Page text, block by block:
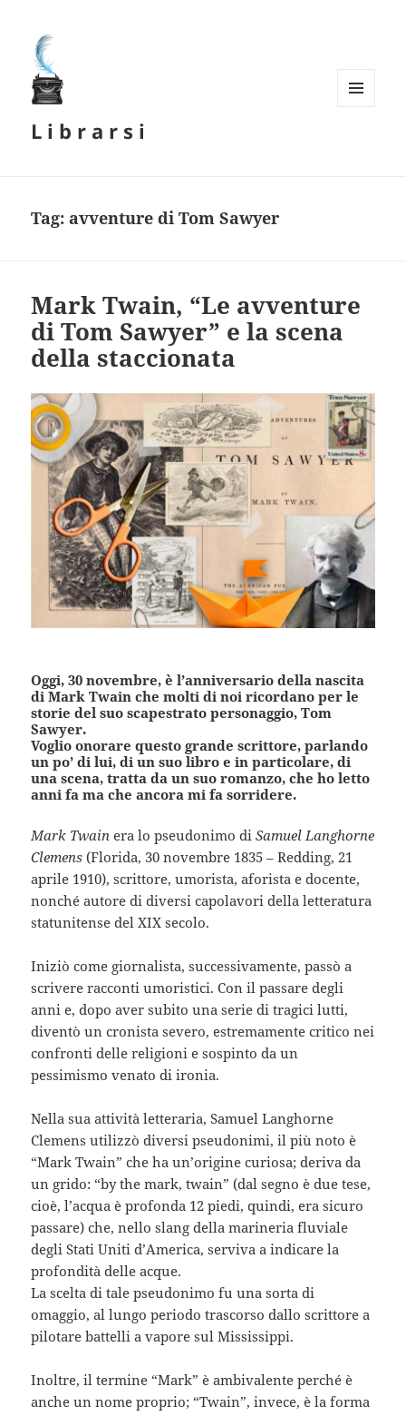
L i b r a r s i
Tag: avventure di Tom Sawyer
Mark Twain, “Le avventure
di Tom Sawyer” e la scena
della staccionata
Oggi, 30 novembre, è l’anniversario della nascita
di Mark Twain che molti di noi ricordano per le
storie del suo scapestrato personaggio, Tom
Sawyer.
Voglio onorare questo grande scrittore, parlando
un po’ di lui, di un suo libro e in particolare, di
una scena, tratta da un suo romanzo, che ho letto
anni fa ma che ancora mi fa sorridere.
Mark Twain era lo pseudonimo diSamuel Langhorne
Clemens (Florida, 30 novembre 1835 – Redding, 21
aprile 1910), scrittore, umorista, aforista e docente,
nonché autore di diversi capolavori della letteratura
statunitense del XIX secolo.
Iniziò come giornalista, successivamente, passò a
scrivere racconti umoristici. Con il passare degli
anni e, dopo aver subito una serie di tragici lutti,
diventò un cronista severo, estremamente critico nei
confronti delle religioni e sospinto da un
pessimismo venato di ironia.
Nella sua attività letteraria, Samuel Langhorne
Clemens utilizzò diversi pseudonimi, il più noto è
“Mark Twain” che ha un’origine curiosa; deriva da
un grido: “by the mark, twain” (dal segno è due tese,
cioè, l’acqua è profonda 12 piedi, quindi, era sicuro
passare) che, nello slang della marineria fluviale
degli Stati Uniti d’America, serviva a indicare la
profondità delle acque.
La scelta di tale pseudonimo fu una sorta di
omaggio, al lungo periodo trascorso dallo scrittore a
pilotare battelli a vapore sul Mississippi.
Inoltre, il termine “Mark” è ambivalente perché è
anche un nome proprio; “Twain”, invece, è la forma